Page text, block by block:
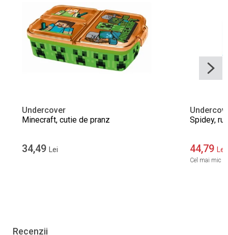
Undercover
Minecraft, cutie de pranz
34,49 Lei
Spidey,
44,79 Lei
Cel mai mic
Recenzii